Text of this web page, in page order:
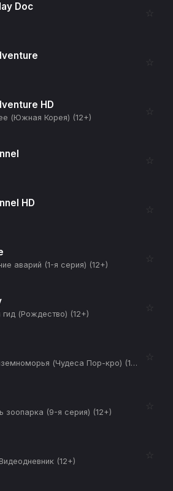
Doc ☆
☆
HD
(Южная Корея) (12+)
☆
☆
HD ☆
аварий (1-я серия) (12+)
☆
гид (Рождество) (12+)
☆
Тайны Средиземноморья (Чудеса Пор-кро) (12+)
☆
зоопарка (9-я серия) (12+)
☆
(12+)
☆